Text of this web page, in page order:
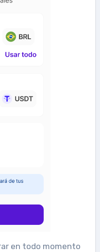
en todo momento